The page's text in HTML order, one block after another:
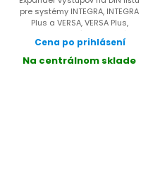
pre systémy INTEGRA, INTEGRA
Plus a VERSA, VERSA Plus,
PERFECTA, 8 výstupov relé,...
Cena po prihlásení
Na centrálnom sklade